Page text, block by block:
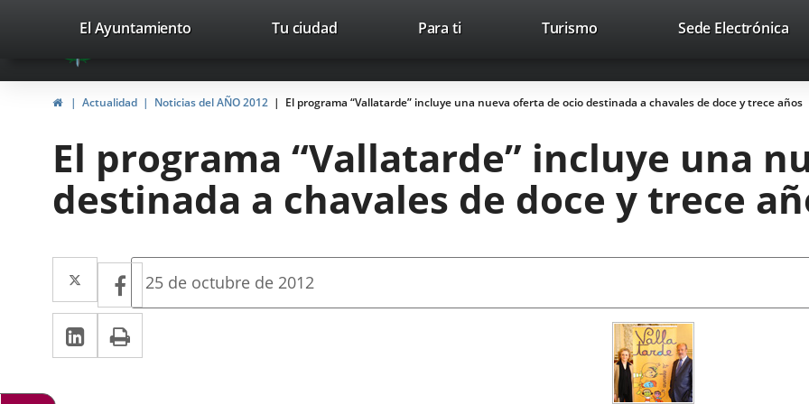
Portal
Web
del
Valladolid
avaTop Trabaja con nosotros Contacto
valladolid.es
El Ayuntamiento Tu ciudad Para ti TurismoThis
open
in
pop-
up
window.
Sede ElectrónicaLink
HomeActualidad Noticias del AÑO 2012 El programa “Vallatarde” incluye una nueva oferta de ocio destinada a chavales de doce y trece años
El programa “Vallatarde” incluye una
destinada a chavales de doce y trece
Twitter
Enlace
a
una
aplicación
Facebook
Enlace
a
una
Linkedin
Enlace
a
Fecha
la
25 de octubre de 2012